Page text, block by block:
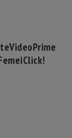
VideoPrime
Click!